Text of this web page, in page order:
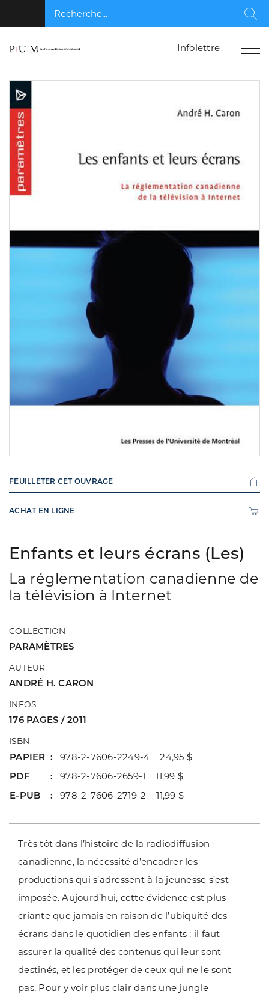
Recherche...
Infolettre
Enfants et leurs écrans (Les)
La réglementation canadienne de
la télévision à Internet
COLLECTION
PARAMÈTRES
AUTEUR
ANDRÉ H. CARON
INFOS
176 PAGES / 2011
ISBN
PAPIER
978-2-7606-2249-4 24,95 $
PDF
978-2-7606-2659-1 11,99 $
E-PUB
978-2-7606-2719-2 11,99 $
Très tôt dans l’histoire de la radiodiffusion
canadienne, la nécessité d’encadrer les
productions qui s’adressent à la jeunesse s’est
imposée. Aujourd’hui, cette évidence est plus
criante que jamais en raison de l’ubiquité des
écrans dans le quotidien des enfants : il faut
assurer la qualité des contenus qui leur sont
destinés, et les protéger de ceux qui ne le sont
pas. Pour y voir plus clair dans une jungle
FEUILLETER CET OUVRAGE
ACHAT EN LIGNE